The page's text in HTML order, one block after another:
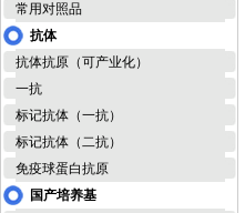
常用对照品
抗体
抗体抗原（可产业化）
一抗
标记抗体（一抗）
标记抗体（二抗）
免疫球蛋白抗原
国产培养基